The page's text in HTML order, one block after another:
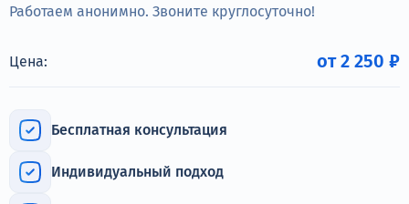
Цены
Работаем анонимно. Звоните круглосуточно!
Цена: от 2 250 ₽
Бесплатная консультация
Индивидуальный подход